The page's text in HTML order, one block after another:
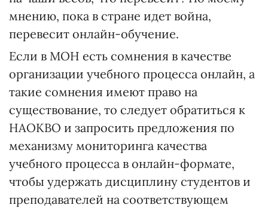
мнению, пока в стране идет война,
перевесит онлайн-обучение.
Если в МОН есть сомнения в качестве
организации учебного процесса онлайн, а
такие сомнения имеют право на
существование, то следует обратиться к
НАОКВО и запросить предложения по
механизму мониторинга качества
учебного процесса в онлайн-формате,
чтобы удержать дисциплину студентов и
преподавателей на соответствующем